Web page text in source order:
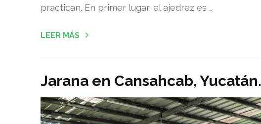
practican. En primer lugar, el ajedrez es …
LEER MÁS
Jarana en Cansahcab, Yucatán.